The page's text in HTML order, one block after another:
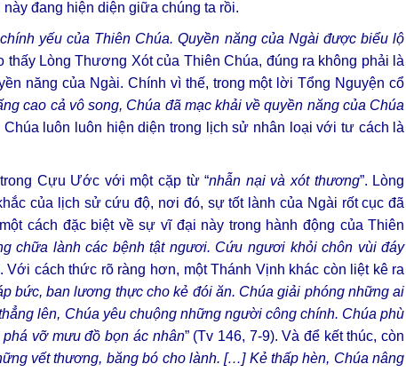
đang hiện diện giữa chúng ta rồi.
yếu của Thiên Chúa. Quyền năng của Ngài được biểu lộ
Lòng Thương Xót của Thiên Chúa, đúng ra không phải là
năng của Ngài. Chính vì thế, trong một lời Tổng Nguyện cổ
cao cả vô song, Chúa đã mạc khải về quyền năng của Chúa
Chúa luôn luôn hiện diện trong lịch sử nhân loại với tư cách là
Cựu Ước với một cặp từ “nhẫn nại và xót thương”. Lòng
của lịch sử cứu độ, nơi đó, sự tốt lành của Ngài rốt cục đã
cách đặc biệt về sự vĩ đại này trong hành động của Thiên
chữa lành các bệnh tật ngươi. Cứu ngươi khỏi chôn vùi đáy
Với cách thức rõ ràng hơn, một Thánh Vịnh khác còn liệt kê ra
bức, ban lương thực cho kẻ đói ăn. Chúa giải phóng những ai
lên, Chúa yêu chuộng những người công chính. Chúa phù
vỡ mưu đồ bọn ác nhân” (Tv 146, 7-9). Và để kết thúc, còn
vết thương, băng bó cho lành. […] Kẻ thấp hèn, Chúa nâng